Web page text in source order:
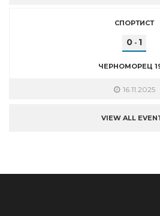
СПОРТИСТ
0 - 1
ЧЕРНОМОРЕЦ
16.11.2025
VIEW ALL